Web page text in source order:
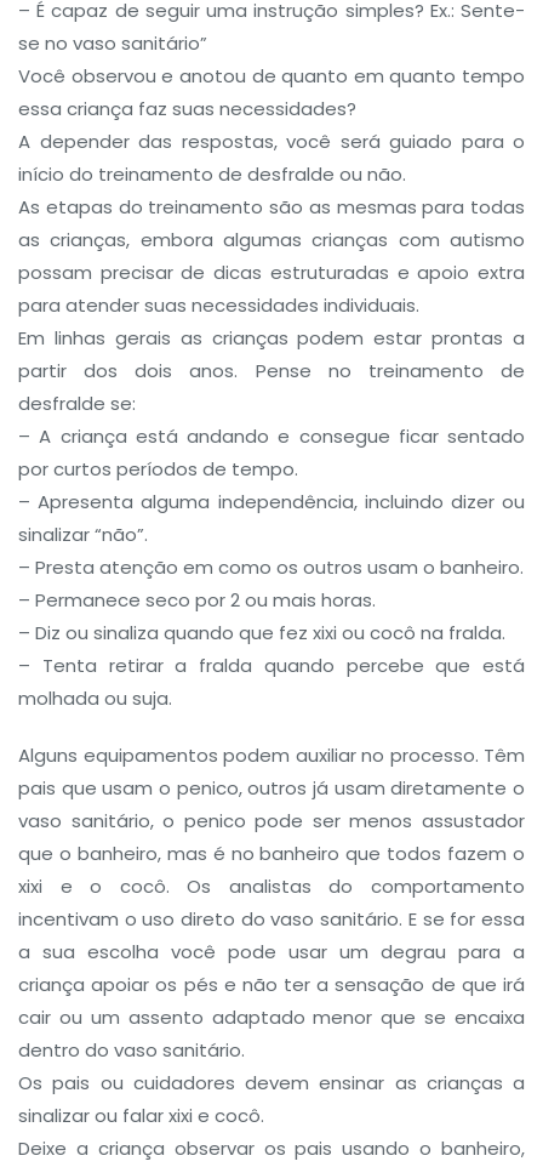
– É capaz de seguir uma instrução simples? Ex.: Sente-
se no vaso sanitário”
Você observou e anotou de quanto em quanto tempo
essa criança faz suas necessidades?
A depender das respostas, você será guiado para o
início do treinamento de desfralde ou não.
As etapas do treinamento são as mesmas para todas
as crianças, embora algumas crianças com autismo
possam precisar de dicas estruturadas e apoio extra
para atender suas necessidades individuais.
Em linhas gerais as crianças podem estar prontas a
partir dos dois anos. Pense no treinamento de
desfralde se:
– A criança está andando e consegue ficar sentado
por curtos períodos de tempo.
– Apresenta alguma independência, incluindo dizer ou
sinalizar “não”.
– Presta atenção em como os outros usam o banheiro.
– Permanece seco por 2 ou mais horas.
– Diz ou sinaliza quando que fez xixi ou cocô na fralda.
– Tenta retirar a fralda quando percebe que está
molhada ou suja.
Alguns equipamentos podem auxiliar no processo. Têm
pais que usam o penico, outros já usam diretamente o
vaso sanitário, o penico pode ser menos assustador
que o banheiro, mas é no banheiro que todos fazem o
xixi e o cocô. Os analistas do comportamento
incentivam o uso direto do vaso sanitário. E se for essa
a sua escolha você pode usar um degrau para a
criança apoiar os pés e não ter a sensação de que irá
cair ou um assento adaptado menor que se encaixa
dentro do vaso sanitário.
Os pais ou cuidadores devem ensinar as crianças a
sinalizar ou falar xixi e cocô.
Deixe a criança observar os pais usando o banheiro,